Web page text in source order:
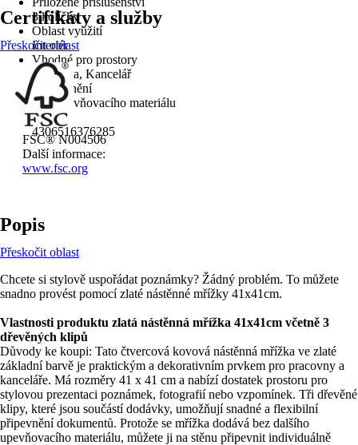
3 kolíčky
Oblast využití
Interiér
Vhodné pro prostory
Pracovna, Kancelář
Upozornění
Bez upevňovacího materiálu
EAN
4306516376285
Certifikáty a služby
Přeskočit oblast
FSC® N004506
Další informace:
www.fsc.org
Popis
Přeskočit oblast
Chcete si stylově uspořádat poznámky? Žádný problém. To můžete
snadno provést pomocí zlaté nástěnné mřížky 41x41cm.
Vlastnosti produktu zlatá nástěnná mřížka 41x41cm včetně 3
dřevěných klipů
Důvody ke koupi: Tato čtvercová kovová nástěnná mřížka ve zlaté
základní barvě je praktickým a dekorativním prvkem pro pracovny a
kanceláře. Má rozměry 41 x 41 cm a nabízí dostatek prostoru pro
stylovou prezentaci poznámek, fotografií nebo vzpomínek. Tři dřevěné
klipy, které jsou součástí dodávky, umožňují snadné a flexibilní
připevnění dokumentů. Protože se mřížka dodává bez dalšího
upevňovacího materiálu, můžete ji na stěnu připevnit individuálně